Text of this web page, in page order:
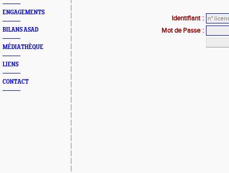
ENGAGEMENTS
BILANS ASAD
MÉDIATHÈQUE
LIENS
CONTACT
Identifiant :
Mot de Passe :